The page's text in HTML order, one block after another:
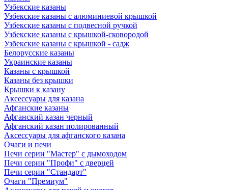
Узбекские казаны
Узбекские казаны с алюминиевой крышкой
Узбекские казаны с подвесной ручкой
Узбекские казаны с крышкой-сковородой
Узбекские казаны с крышкой - садж
Белорусские казаны
Украинские казаны
Казаны с крышкой
Казаны без крышки
Крышки к казану
Аксессуары для казана
Афганские казаны
Афганский казан черный
Афганский казан полированный
Аксессуары для афганского казана
Очаги и печи
Печи серии "Мастер" с дымоходом
Печи серии "Профи" с дверцей
Печи серии "Стандарт"
Очаги "Премиум"